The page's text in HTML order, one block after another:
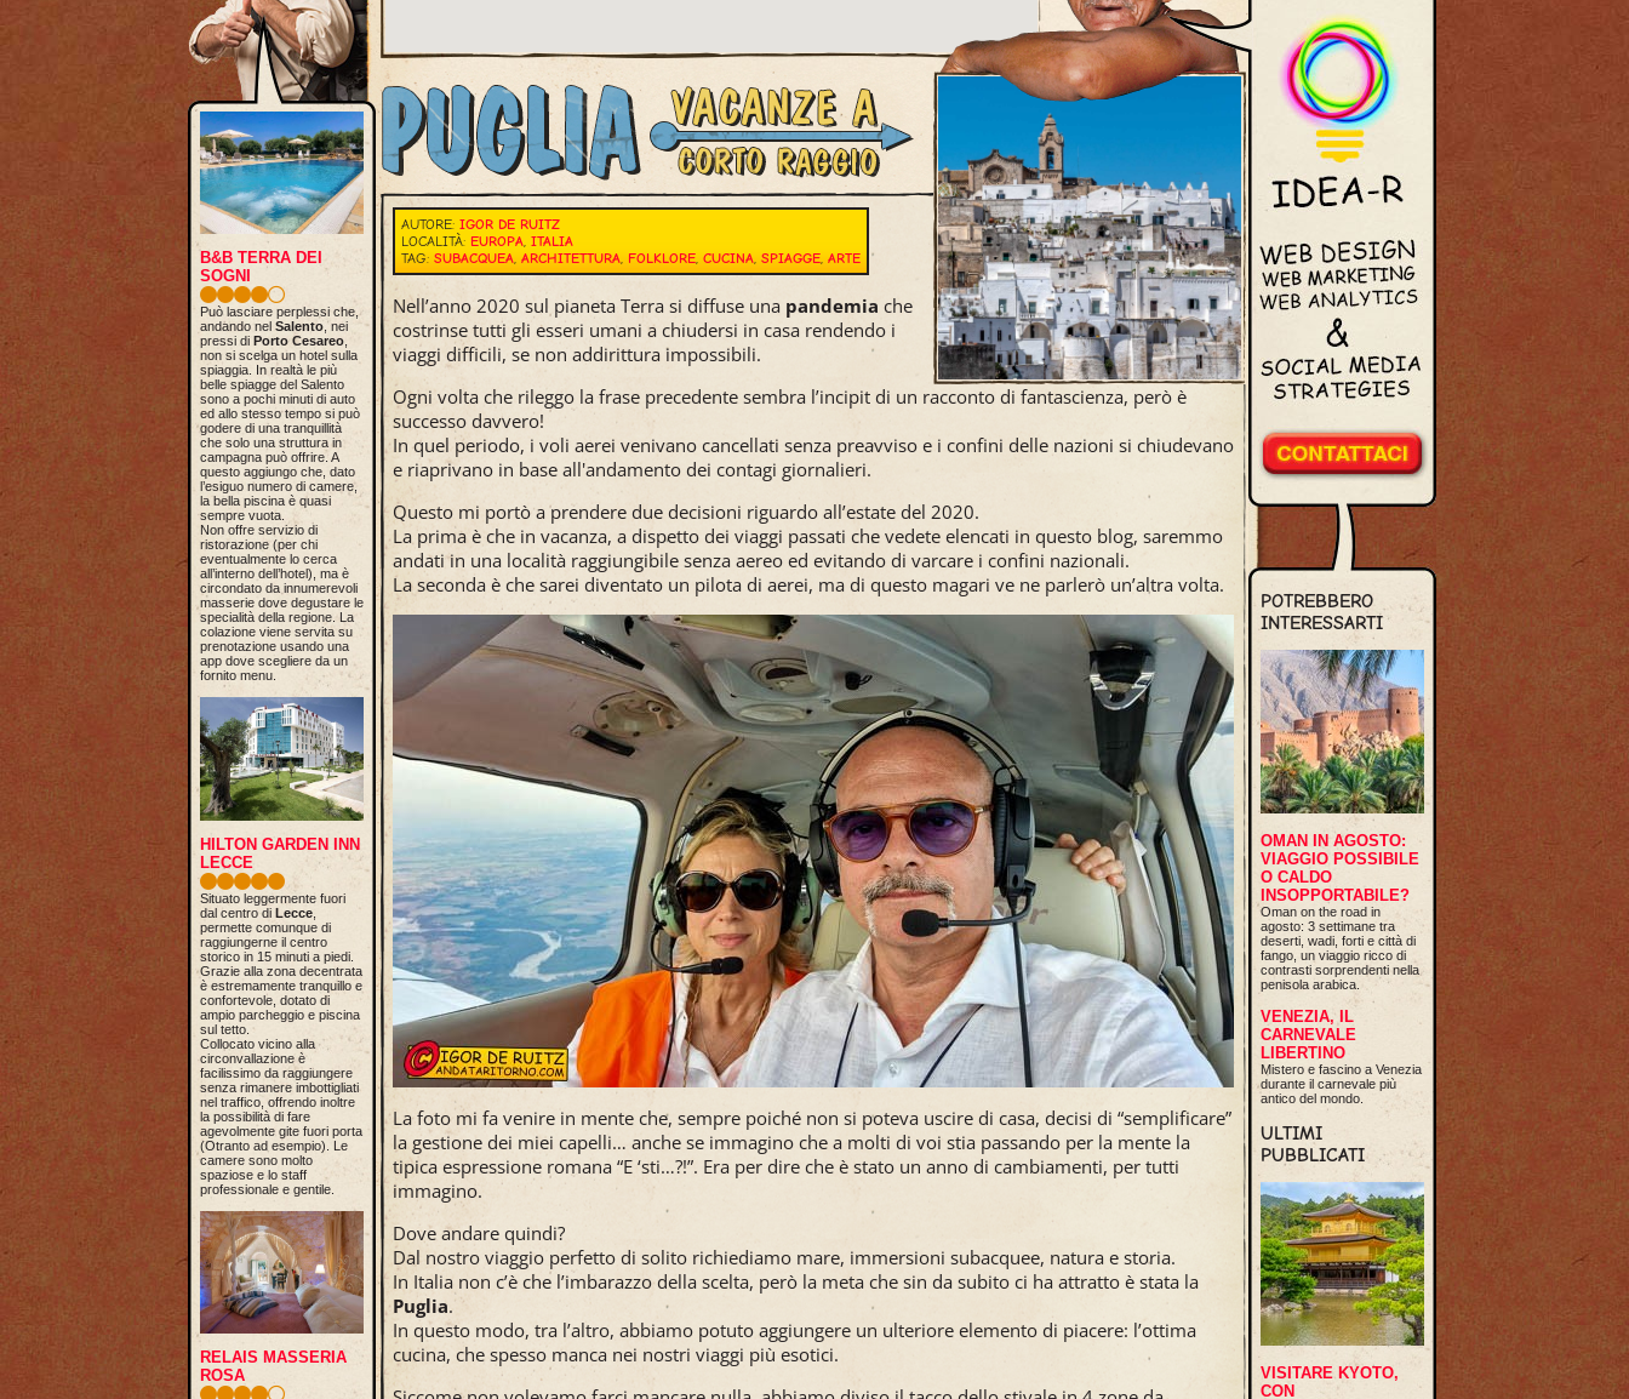
EUROPA
GERMANIA
GRECIA
ISLANDA
ITALIA
SPAGNA
SVEZIA
AUTORE: IGOR DE RUITZ
LOCALITÀ: EUROPA, ITALIA
TAG: SUBACQUEA, ARCHITETTURA, FOLKLORE, CUCINA, SPIAGGE, ARTE
Nell’anno 2020 sul pianeta Terra si diffuse una pandemia che
costrinse tutti gli esseri umani a chiudersi in casa rendendo i
viaggi difficili, se non addirittura impossibili.
Ogni volta che rileggo la frase precedente sembra l’incipit di un racconto di fantascienza, però è
successo davvero!
In quel periodo, i voli aerei venivano cancellati senza preavviso e i confini delle nazioni si chiudevano
e riaprivano in base all'andamento dei contagi giornalieri.
Questo mi portò a prendere due decisioni riguardo all’estate del 2020.
La prima è che in vacanza, a dispetto dei viaggi passati che vedete elencati in questo blog, saremmo
andati in una località raggiungibile senza aereo ed evitando di varcare i confini nazionali.
La seconda è che sarei diventato un pilota di aerei, ma di questo magari ve ne parlerò un’altra volta.
La foto mi fa venire in mente che, sempre poiché non si poteva uscire di casa, decisi di “semplificare”
la gestione dei miei capelli… anche se immagino che a molti di voi stia passando per la mente la
tipica espressione romana “E ‘sti…?!”. Era per dire che è stato un anno di cambiamenti, per tutti
immagino.
Dove andare quindi?
Dal nostro viaggio perfetto di solito richiediamo mare, immersioni subacquee, natura e storia.
In Italia non c’è che l’imbarazzo della scelta, però la meta che sin da subito ci ha attratto è stata la
Puglia.
In questo modo, tra l’altro, abbiamo potuto aggiungere un ulteriore elemento di piacere: l’ottima
cucina, che spesso manca nei nostri viaggi più esotici.
B&B TERRA DEI
SOGNI
Può lasciare perplessi che,
andando nel Salento , nei
pressi di Porto Cesareo
non si scelga un hotel sulla
spiaggia. In realtà le più
belle spiagge del Salento
sono a pochi minuti di auto
ed allo stesso tempo si può
godere di una tranquillità
che solo una struttura in
campagna può offrire. A
questo aggiungo che, dato
l’esiguo numero di camere,
la bella piscina è quasi
sempre vuota.
Non offre servizio di
ristorazione (per chi
eventualmente lo cerca
all’interno dell’hotel), ma è
circondato da innumerevoli
masserie dove degustare le
specialità della regione. La
colazione viene servita su
prenotazione usando una
app dove scegliere da un
fornito menu.
HILTON GARDEN INN
LECCE
Situato leggermente fuori
dal centro di Lecce
permette comunque di
raggiungerne il centro
storico in 15 minuti a piedi.
Grazie alla zona decentrata
è estremamente tranquillo e
confortevole, dotato di
ampio parcheggio e piscina
sul tetto.
Collocato vicino alla
circonvallazione è
facilissimo da raggiungere
senza rimanere imbottigliati
nel traffico, offrendo inoltre
la possibilità di fare
agevolmente gite fuori porta
(Otranto ad esempio). Le
camere sono molto
spaziose e lo staff
professionale e gentile.
RELAIS MASSERIA
ROSA
POTREBBERO
INTERESSARTI
OMAN IN AGOSTO:
VIAGGIO POSSIBILE
O CALDO
INSOPPORTABILE?
Oman on the road in
agosto: 3 settimane tra
deserti, wadi, forti e città di
fango, un viaggio ricco di
contrasti sorprendenti nella
penisola arabica.
VENEZIA, IL
CARNEVALE
LIBERTINO
Mistero e fascino a Venezia
durante il carnevale più
antico del mondo.
ULTIMI
PUBBLICATI
VISITARE KYOTO,
CON